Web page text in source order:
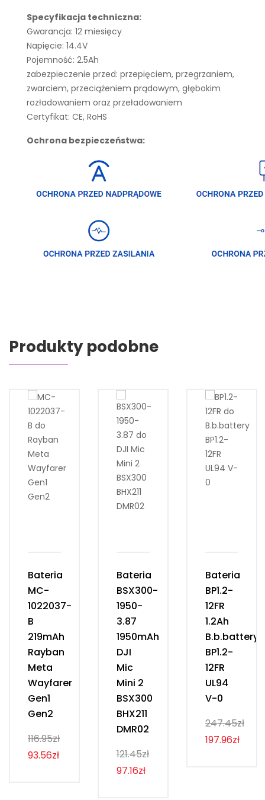
Specyfikacja techniczna:
Gwarancja: 12 miesięcy
Napięcie: 14.4V
Pojemność: 2.5Ah
zabezpieczenie przed: przepięciem, przegrzaniem,
zwarciem, przeciążeniem prądowym, głębokim
rozładowaniem oraz przeładowaniem
Certyfikat: CE, RoHS
Ochrona bezpieczeństwa:
Produkty podobne
Bateria
MC-
1022037-
B
219mAh
Rayban
Meta
Wayfarer
Gen1
Gen2
116.95zł
93.56zł
Bateria
BSX300-
1950-
3.87
1950mAh
DJI
Mic
Mini 2
BSX300
BHX211
DMR02
121.45zł
97.16zł
Bateria
BP1.2-
12FR
1.2Ah
B.b.battery
BP1.2-
12FR
UL94
V-0
247.45zł
197.96zł